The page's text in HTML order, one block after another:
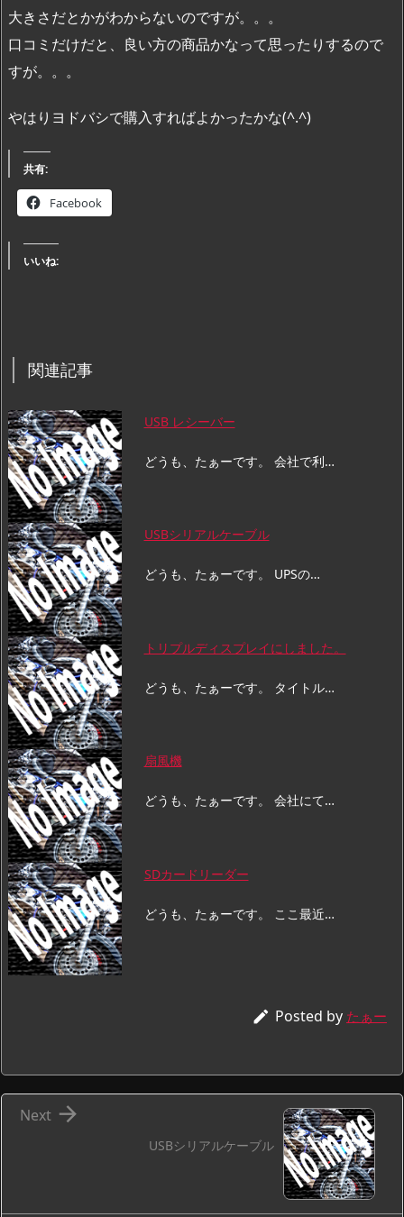
大きさだとかがわからないのですが。。。
口コミだけだと、良い方の商品かなって思ったりするので
すが。。。
やはりヨドバシで購入すればよかったかな(^.^)
共有:
Facebook
いいね:
関連記事
USB レシーバー
どうも、たぁーです。 会社で利…
USBシリアルケーブル
どうも、たぁーです。 UPSの…
トリプルディスプレイにしました。
どうも、たぁーです。 タイトル…
扇風機
どうも、たぁーです。 会社にて…
SDカードリーダー
どうも、たぁーです。 ここ最近…
 Posted by たぁー
USBシリアルケーブル

Next